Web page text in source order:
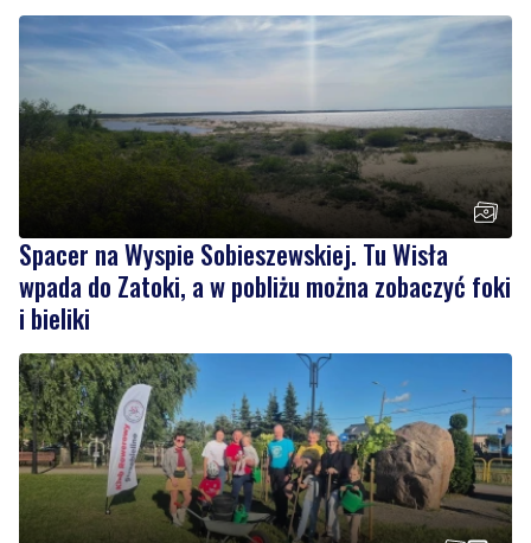
Spacer na Wyspie Sobieszewskiej. Tu Wisła
wpada do Zatoki, a w pobliżu można zobaczyć foki
i bieliki